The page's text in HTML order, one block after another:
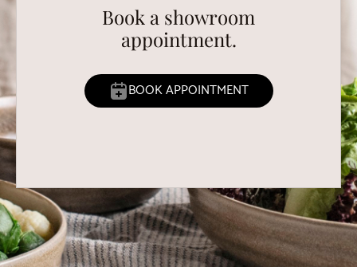
Book a showroom
appointment.
BOOK APPOINTMENT